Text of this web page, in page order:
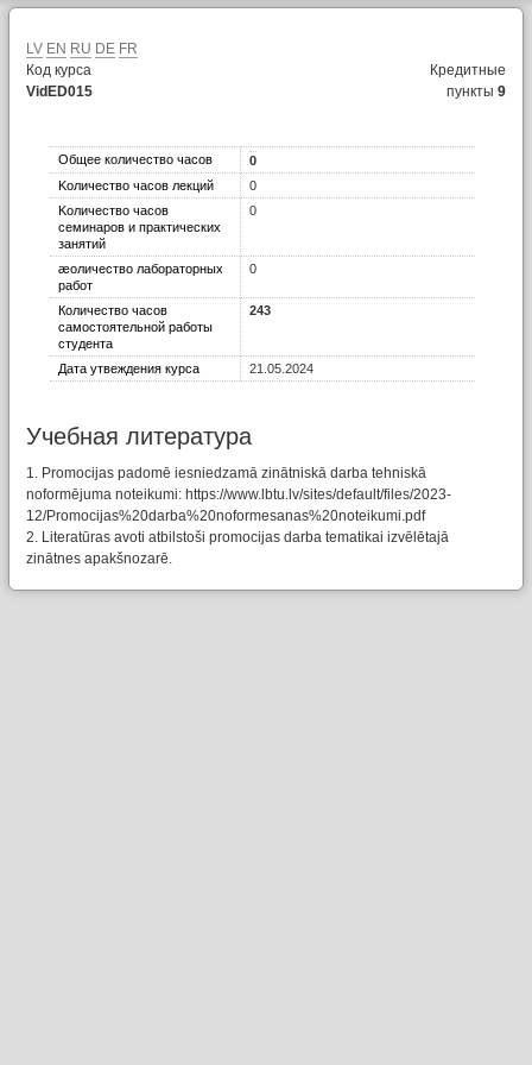
LV EN RU DE FR
Код курса
VidED015
Кредитные
пункты9
Общее количество часов
0
Kоличество часов лекций
0
Kоличество часов
семинаров и практических
занятий
0
æоличество лабораторных
работ
0
Количество часов
самостоятельной работы
студента
243
Дата утвеждения курса 21.05.2024
Учебная литературa
1. Promocijas padomē iesniedzamā zinātniskā darba tehniskā
noformējuma noteikumi: https://www.lbtu.lv/sites/default/files/2023-
12/Promocijas%20darba%20noformesanas%20noteikumi.pdf
2. Literatūras avoti atbilstoši promocijas darba tematikai izvēlētajā
zinātnes apakšnozarē.